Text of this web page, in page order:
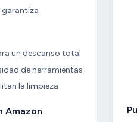
un descanso total
de herramientas
la limpieza
Amazon